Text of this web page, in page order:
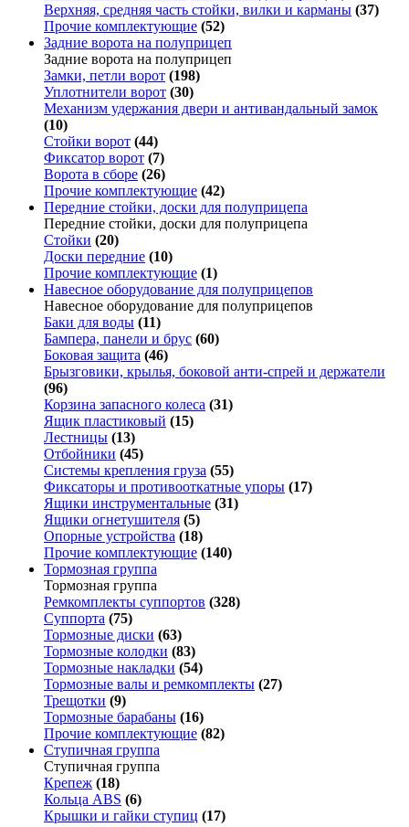
Верхняя, средняя часть стойки, вилки и карманы (37)
Прочие комплектующие (52)
Задние ворота на полуприцеп
Задние ворота на полуприцеп
Замки, петли ворот (198)
Уплотнители ворот (30)
Механизм удержания двери и антивандальный замок
(10)
Стойки ворот (44)
Фиксатор ворот (7)
Ворота в сборе (26)
Прочие комплектующие (42)
Передние стойки, доски для полуприцепа
Передние стойки, доски для полуприцепа
Стойки (20)
Доски передние (10)
Прочие комплектующие (1)
Навесное оборудование для полуприцепов
Навесное оборудование для полуприцепов
Баки для воды (11)
Бампера, панели и брус (60)
Боковая защита (46)
Брызговики, крылья, боковой анти-спрей и держатели
(96)
Корзина запасного колеса (31)
Ящик пластиковый (15)
Лестницы (13)
Отбойники (45)
Системы крепления груза (55)
Фиксаторы и противооткатные упоры (17)
Ящики инструментальные (31)
Ящики огнетушителя (5)
Опорные устройства (18)
Прочие комплектующие (140)
Тормозная группа
Тормозная группа
Ремкомплекты суппортов (328)
Суппорта (75)
Тормозные диски (63)
Тормозные колодки (83)
Тормозные накладки (54)
Тормозные валы и ремкомплекты (27)
Трещотки (9)
Тормозные барабаны (16)
Прочие комплектующие (82)
Ступичная группа
Ступичная группа
Крепеж (18)
Кольца ABS (6)
Крышки и гайки ступиц (17)